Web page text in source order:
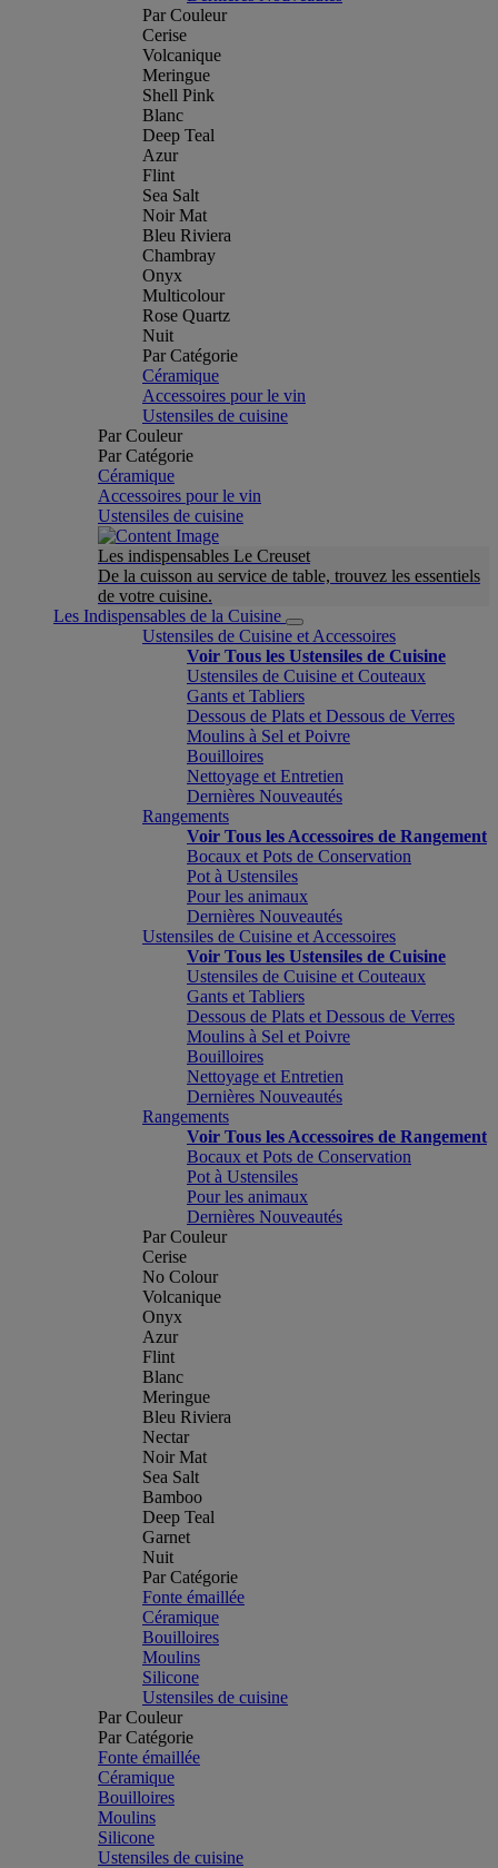
Par Couleur
Cerise
Volcanique
Meringue
Shell Pink
Blanc
Deep Teal
Azur
Flint
Sea Salt
Noir Mat
Bleu Riviera
Chambray
Onyx
Multicolour
Rose Quartz
Nuit
Par Catégorie
Céramique
Accessoires pour le vin
Ustensiles de cuisine
Par Couleur
Par Catégorie
Céramique
Accessoires pour le vin
Ustensiles de cuisine
Les indispensables Le Creuset
De la cuisson au service de table, trouvez les essentiels
de votre cuisine.
Les Indispensables de la Cuisine
Ustensiles de Cuisine et Accessoires
Voir Tous les Ustensiles de Cuisine
Ustensiles de Cuisine et Couteaux
Gants et Tabliers
Dessous de Plats et Dessous de Verres
Moulins à Sel et Poivre
Bouilloires
Nettoyage et Entretien
Dernières Nouveautés
Rangements
Voir Tous les Accessoires de Rangement
Bocaux et Pots de Conservation
Pot à Ustensiles
Pour les animaux
Dernières Nouveautés
Ustensiles de Cuisine et Accessoires
Voir Tous les Ustensiles de Cuisine
Ustensiles de Cuisine et Couteaux
Gants et Tabliers
Dessous de Plats et Dessous de Verres
Moulins à Sel et Poivre
Bouilloires
Nettoyage et Entretien
Dernières Nouveautés
Rangements
Voir Tous les Accessoires de Rangement
Bocaux et Pots de Conservation
Pot à Ustensiles
Pour les animaux
Dernières Nouveautés
Par Couleur
Cerise
No Colour
Volcanique
Onyx
Azur
Flint
Blanc
Meringue
Bleu Riviera
Nectar
Noir Mat
Sea Salt
Bamboo
Deep Teal
Garnet
Nuit
Par Catégorie
Fonte émaillée
Céramique
Bouilloires
Moulins
Silicone
Ustensiles de cuisine
Par Couleur
Par Catégorie
Fonte émaillée
Céramique
Bouilloires
Moulins
Silicone
Ustensiles de cuisine